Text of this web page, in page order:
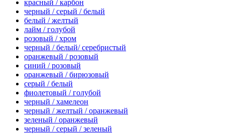
красный / карбон
черный / серый / белый
белый / желтый
лайм / голубой
розовый / хром
черный / белый/ серебристый
оранжевый / розовый
синий / розовый
оранжевый / бирюзовый
серый / белый
фиолетовый / голубой
черный / хамелеон
черный / желтый / оранжевый
зеленый / оранжевый
черный / серый / зеленый